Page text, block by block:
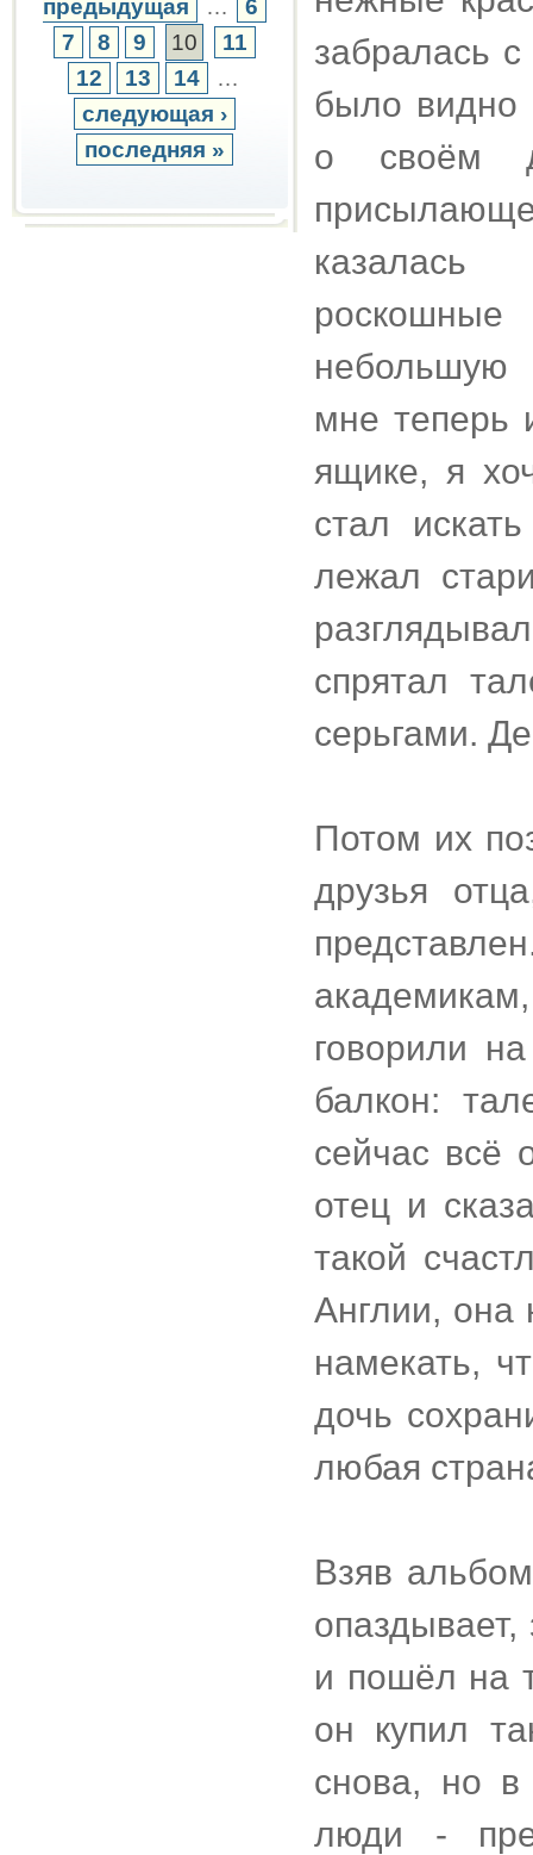
предыдущая …
6
7
8 9 10
11
12
13 14
…
следующая ›
последняя »
забралась
было видно
о своём
казалась
небольшую
мне теперь
ящике, я
стал
лежал
спрятал
серьгами.
Потом их
друзья
говорили
балкон:
сейчас всё
отец и
такой
Англии, она
намекать,
дочь
любая
Взяв
и пошёл на
он купил
снова, но в
люди -